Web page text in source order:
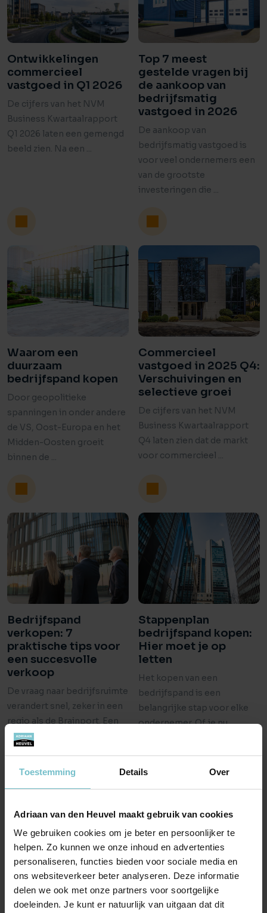
Toestemming Details Over
Adriaan van den Heuvel maakt gebruik van cookies
We gebruiken cookies om je beter en persoonlijker te
helpen. Zo kunnen we onze inhoud en advertenties
personaliseren, functies bieden voor sociale media en
ons websiteverkeer beter analyseren. Deze informatie
delen we ook met onze partners voor soortgelijke
doeleinden. Je kunt er natuurlijk van uitgaan dat dit
Ontwikkelingen
commercieel
vastgoed in Q1 2026
De cijfers van het NVM
Business Kwartaalrapport
Q1 2026 laten een gemengd
beeld zien. Na een ...
Top 7 meest
gestelde vragen bij
de aankoop van
bedrijfsmatig
vastgoed in 2026
De aankoop van
bedrijfsmatig vastgoed is
voor veel ondernemers een
van de grootste
investeringen die ...
Waarom een
duurzaam
bedrijfspand kopen
Door geopolitieke
spanningen in onder andere
de VS, Oost-Europa en het
Midden-Oosten groeit
binnen de ...
Commercieel
vastgoed in 2025 Q4:
Verschuivingen en
selectieve groei
De cijfers van het NVM
Business Kwartaalrapport
Q4 laten zien dat de markt
voor commercieel ...
Bedrijfspand
verkopen: 7
praktische tips voor
een succesvolle
verkoop
De vraag naar bedrijfsruimte
verandert snel, zeker in een
regio als de Brainport. Een
doordachte ...
Stappenplan
bedrijfspand kopen:
Hier moet je op
letten
Het kopen van een
bedrijfspand is een
belangrijke stap voor elke
ondernemer. Of je nu ...
Fiscale wijzigingen
De pretbox voorbij